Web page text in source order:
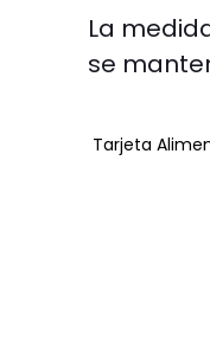
La
se
Tarjeta